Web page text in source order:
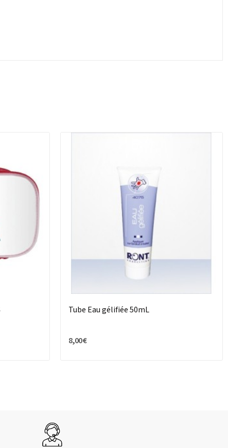
Tube Eau gélifiée 50mL
8,00 €